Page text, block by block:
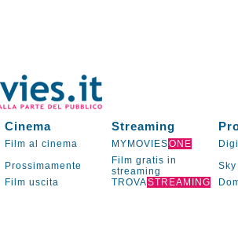
Cinema Streaming
Film al cinema MYMOVIESONE
Prossimamente
Film gratis in
streaming
Sky
Film uscita TROVASTREAMING